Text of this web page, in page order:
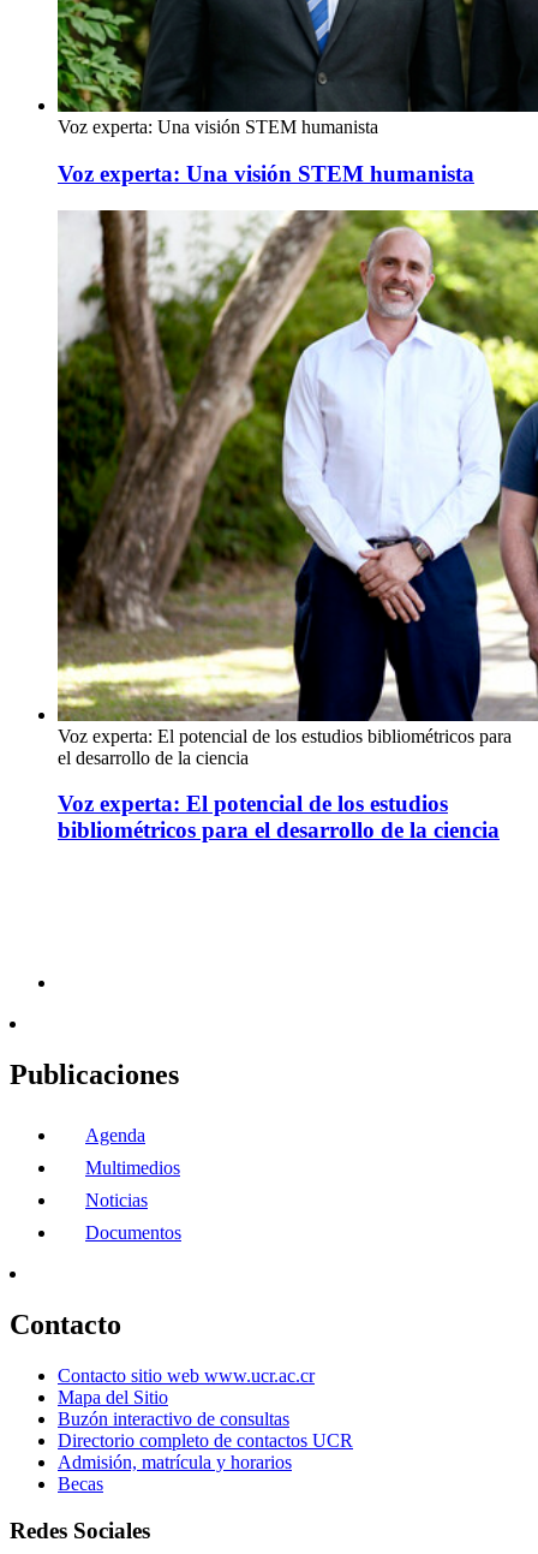
Voz experta: Una visión STEM humanista
Voz experta: Una visión STEM humanista
Voz experta: El potencial de los estudios bibliométricos para
el desarrollo de la ciencia
Voz experta: El potencial de los estudios
bibliométricos para el desarrollo de la ciencia
Publicaciones
Agenda
Multimedios
Noticias
Documentos
Contacto
Contacto sitio web www.ucr.ac.cr
Mapa del Sitio
Buzón interactivo de consultas
Directorio completo de contactos UCR
Admisión, matrícula y horarios
Becas
Redes Sociales